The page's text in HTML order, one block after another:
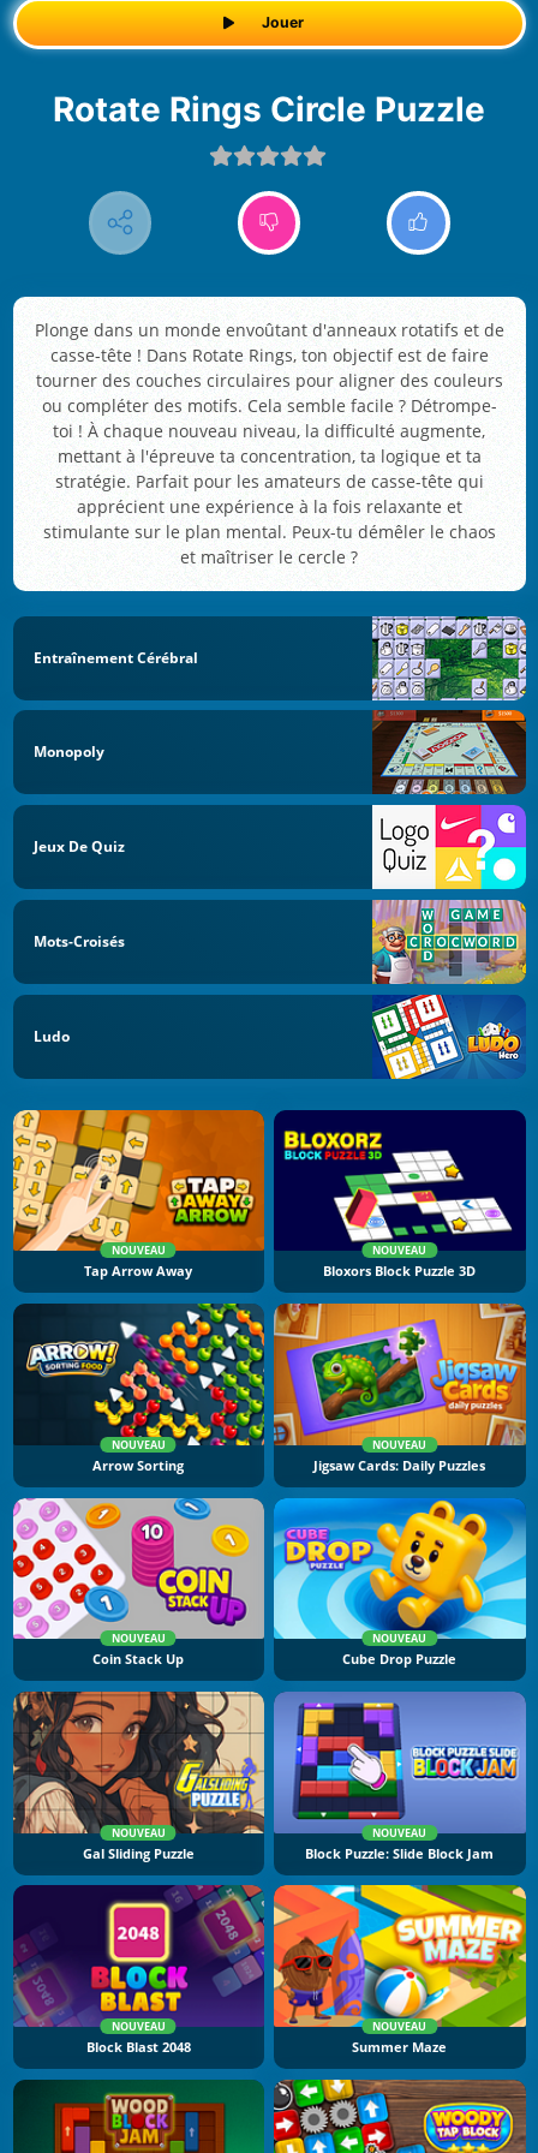
Jouer
Rotate Rings Circle Puzzle
Plonge dans un monde envoûtant d'anneaux rotatifs et de
casse-tête ! Dans Rotate Rings, ton objectif est de faire
tourner des couches circulaires pour aligner des couleurs
ou compléter des motifs. Cela semble facile ? Détrompe-
toi ! À chaque nouveau niveau, la difficulté augmente,
mettant à l'épreuve ta concentration, ta logique et ta
stratégie. Parfait pour les amateurs de casse-tête qui
apprécient une expérience à la fois relaxante et
stimulante sur le plan mental. Peux-tu démêler le chaos
et maîtriser le cercle ?
Entraînement Cérébral
Monopoly
Jeux De Quiz
Mots-Croisés
Ludo
NOUVEAU
Tap Arrow Away
NOUVEAU
Bloxors Block Puzzle 3D
NOUVEAU
Arrow Sorting
NOUVEAU
Jigsaw Cards: Daily Puzzles
NOUVEAU
Coin Stack Up
NOUVEAU
Cube Drop Puzzle
NOUVEAU
Gal Sliding Puzzle
NOUVEAU
Block Puzzle: Slide Block Jam
NOUVEAU
Block Blast 2048
NOUVEAU
Summer Maze